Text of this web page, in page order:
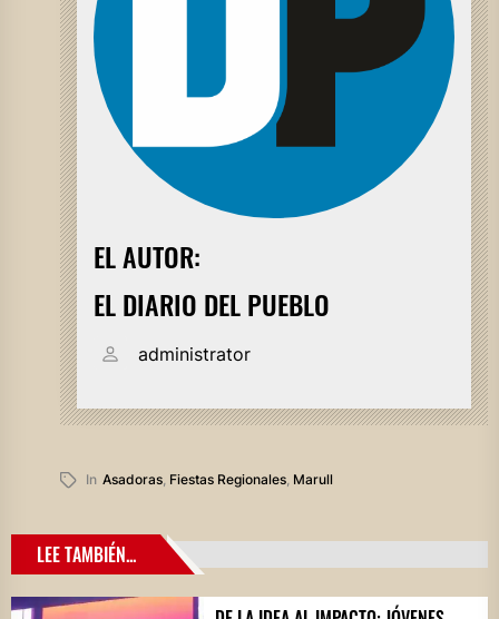
EL AUTOR:
EL DIARIO DEL PUEBLO
administrator
In Asadoras, Fiestas Regionales, Marull
LEE TAMBIÉN...